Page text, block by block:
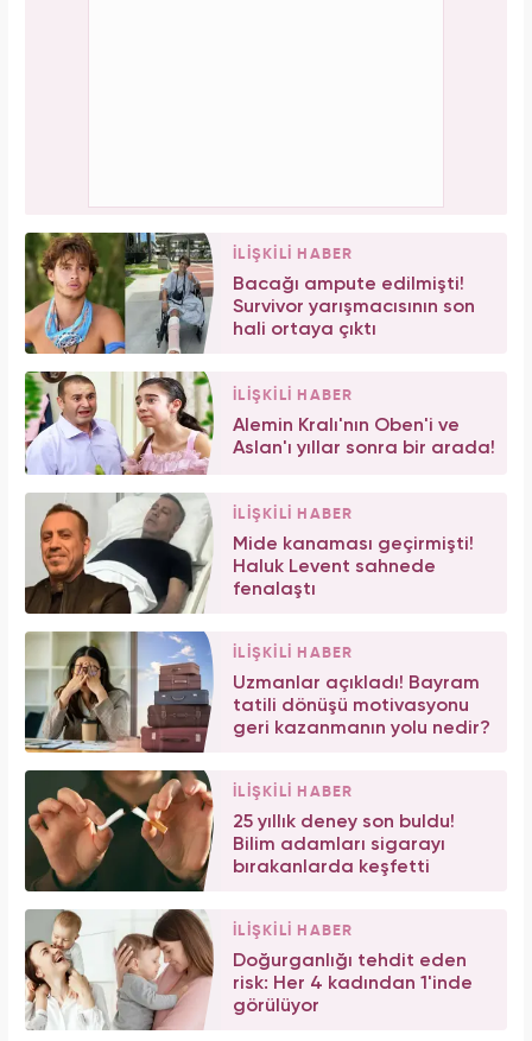
İLİŞKİLİ HABER
Bacağı ampute edilmişti!
Survivor yarışmacısının son
hali ortaya çıktı
İLİŞKİLİ HABER
Alemin Kralı'nın Oben'i ve
Aslan'ı yıllar sonra bir arada!
İLİŞKİLİ HABER
Mide kanaması geçirmişti!
Haluk Levent sahnede
fenalaştı
İLİŞKİLİ HABER
Uzmanlar açıkladı! Bayram
tatili dönüşü motivasyonu
geri kazanmanın yolu nedir?
İLİŞKİLİ HABER
25 yıllık deney son buldu!
Bilim adamları sigarayı
bırakanlarda keşfetti
İLİŞKİLİ HABER
Doğurganlığı tehdit eden
risk: Her 4 kadından 1'inde
görülüyor